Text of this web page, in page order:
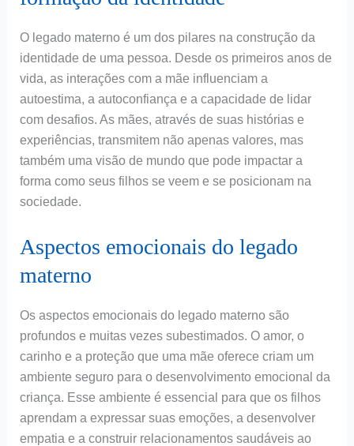
O legado materno é um dos pilares na construção da
identidade de uma pessoa. Desde os primeiros anos de
vida, as interações com a mãe influenciam a
autoestima, a autoconfiança e a capacidade de lidar
com desafios. As mães, através de suas histórias e
experiências, transmitem não apenas valores, mas
também uma visão de mundo que pode impactar a
forma como seus filhos se veem e se posicionam na
sociedade.
Aspectos emocionais do legado
materno
Os aspectos emocionais do legado materno são
profundos e muitas vezes subestimados. O amor, o
carinho e a proteção que uma mãe oferece criam um
ambiente seguro para o desenvolvimento emocional da
criança. Esse ambiente é essencial para que os filhos
aprendam a expressar suas emoções, a desenvolver
empatia e a construir relacionamentos saudáveis ao